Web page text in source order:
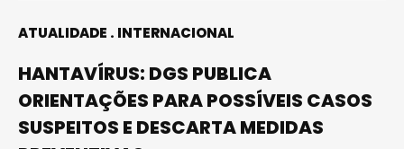
ATUALIDADE INTERNACIONAL
HANTAVÍRUS: DGS PUBLICA
ORIENTAÇÕES PARA POSSÍVEIS CASOS
SUSPEITOS E DESCARTA MEDIDAS